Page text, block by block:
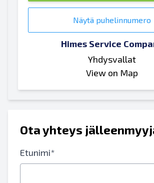
Näytä puhelinnumero
Himes Service
Yhdysvallat
View on Map
Ota yhteys
Etunimi*